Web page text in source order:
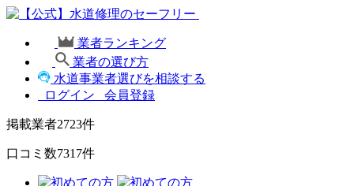
業者ランキング
業者の選び方
水道事業者選びを相談する
ログイン
会員登録
掲載業者2723件
口コミ数7317件